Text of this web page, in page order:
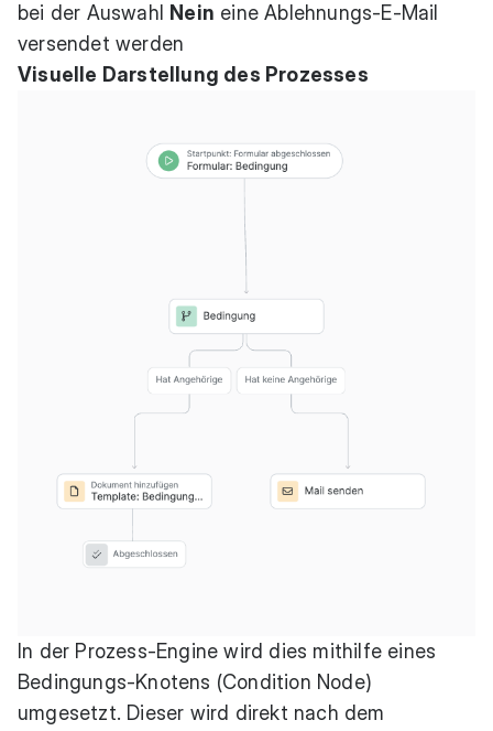
bei der Auswahl
Nein eine Ablehnungs-E-Mail
versendet werden
Visuelle Darstellung des Prozesses
In der Prozess-Engine wird dies mithilfe eines
Bedingungs-Knotens (Condition Node)
umgesetzt. Dieser wird direkt nach dem